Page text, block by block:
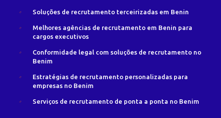
Soluções de recrutamento terceirizadas em Benin
Melhores agências de recrutamento em Benin para
cargos executivos
Conformidade legal com soluções de recrutamento no
Benim
Estratégias de recrutamento personalizadas para
empresas no Benim
Serviços de recrutamento de ponta a ponta no Benim